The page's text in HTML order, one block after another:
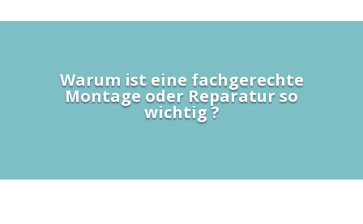
Warum ist eine fachgerechte
Montage oder Reparatur so
wichtig ?